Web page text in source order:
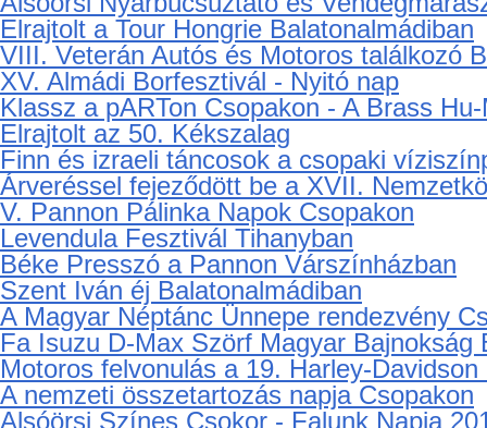
Elrajtolt a Tour Hongrie Balatonalmádiban
VIII. Veterán Autós és Motoros találkozó
XV. Almádi Borfesztivál - Nyitó nap
Klassz a pARTon Csopakon - A Brass
Elrajtolt az 50. Kékszalag
Finn és izraeli táncosok a csopaki
Árveréssel fejeződött be a XVII.
V. Pannon Pálinka Napok Csopakon
Levendula Fesztivál Tihanyban
Béke Presszó a Pannon Várszínházban
Szent Iván éj Balatonalmádiban
A Magyar Néptánc Ünnepe rendezvény
Fa Isuzu D-Max Szörf Magyar Bajnokság
Motoros felvonulás a 19. Harley-
A nemzeti összetartozás napja Csopakon
Alsóörsi Színes Csokor - Falunk Napja